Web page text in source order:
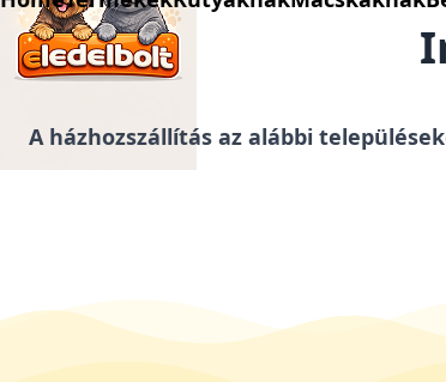
A házhozszállítás az alábbi